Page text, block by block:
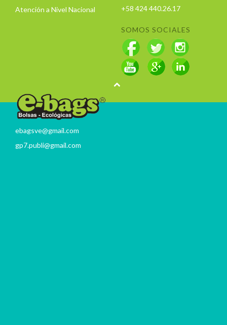
Atención a Nivel Nacional
+58 424 440.26.17
SOMOS SOCIALES
ebagsve@gmail.com
gp7.publi@gmail.com